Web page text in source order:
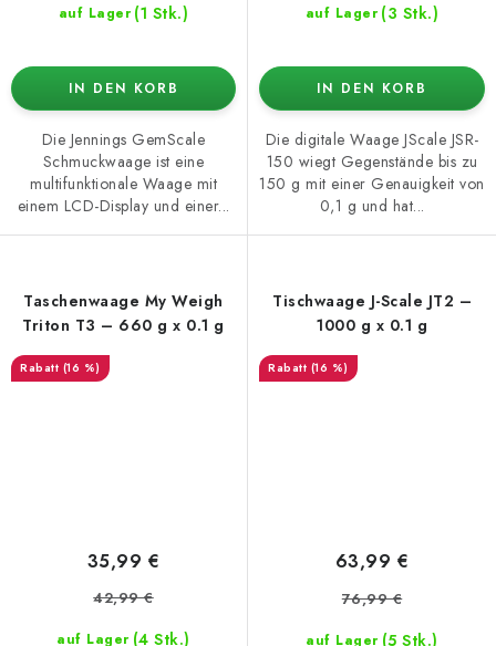
auf Lager (1 Stk.)
IN DEN KORB
Die Jennings GemScale
Schmuckwaage ist eine
multifunktionale Waage mit
einem LCD-Display und einer...
auf Lager (3 Stk.)
IN DEN KORB
Die digitale Waage JScale JSR-
150 wiegt Gegenstände bis zu
150 g mit einer Genauigkeit von
0,1 g und hat...
Taschenwaage My Weigh
Triton T3 – 660 g x 0.1 g
(16 %)
auf Lager (4 Stk.)
35,99 €
42,99 €
Tischwaage J-Scale JT2 –
1000 g x 0.1 g
(16 %)
auf Lager (5 Stk.)
63,99 €
76,99 €